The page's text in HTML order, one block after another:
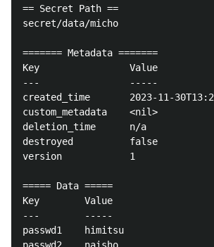
== Secret Path ==
secret/data/micho
======= Metadata =======
Key                Value
---                -----
created_time       2023-11-
custom_metadata    <nil>
deletion_time      n/a
destroyed          false
version            1
===== Data =====
Key        Value
---        -----
passwd1    himitsu